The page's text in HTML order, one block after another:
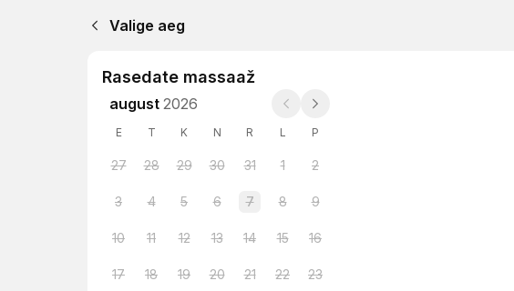
Valige aeg
Rasedate massaaž
august 2026
E T K N R L P
27 28 29 30 31 1 2
3 4 5 6 7 8 9
10 11 12 13 14 15 16
17 18 19 20 21 22 23